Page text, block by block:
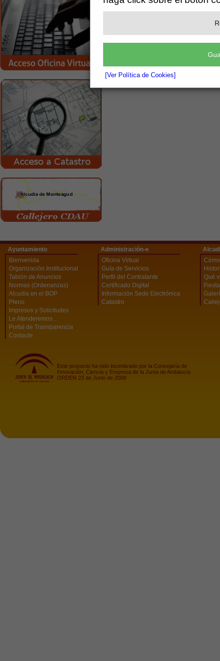
[Ver Política de Cookies]
Ayuntamiento
Bienvenida
Organización Institucional
Tablón de Anuncios
Normas (Ordenanzas)
Alcudia en el BOP
Pleno
Impresos y Solicitudes
Le Atenderemos ..
Portal de Transparencia
Contacte
Administración-e
Oficina Virtual
Guía de Servicios
Perfil del Contratante
Certificado Digital
Información Sede Electrónica
Catastro
Qué
Este proyecto ha sido incentivado por la Consejaría de
Innovación, Ciencia y Empresa de la Junta de Andalucía
ORDEN 23 de Junio de 2008